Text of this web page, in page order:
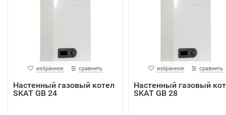
избранное сравнить
Настенный газовый котел
SKAT GB 24
избранное сравнить
Настенный газовый
SKAT GB 28